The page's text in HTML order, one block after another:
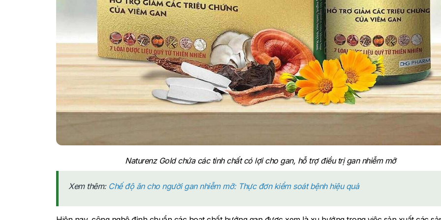
Naturenz Gold chứa các tinh chất có lợi cho gan, hỗ trợ điều trị gan nhiễm mỡ
Xem thêm: Chế độ ăn cho người gan nhiễm mỡ: Thực đơn kiểm soát bệnh hiệu quả